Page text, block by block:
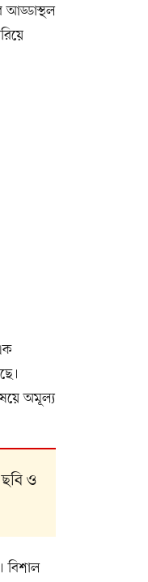
আড্ডাস্থল
অমূল্য
ও
বিশাল